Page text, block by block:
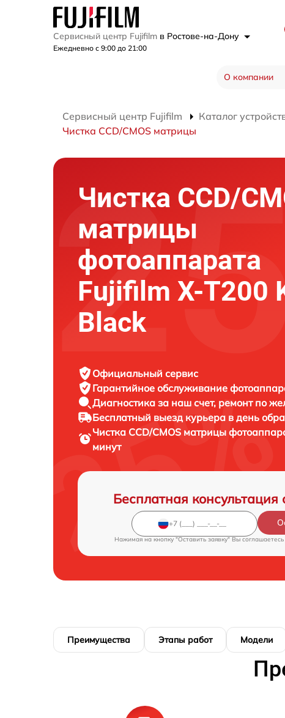
Сервисный центр Fujifilm в Ростове-на-Дону
Ежедневно с 9:00 до 21:00
О компании
Сервисный центр Fujifilm Каталог
Чистка CCD/CMOS матрицы
Чистка CCD/
матрицы
фотоаппарата
Fujifilm X-T200
Black
Официальный сервис
Гарантийное обслуживание
Диагностика за наш счет, ремонт по
Бесплатный выезд курьера в день
Чистка CCD/CMOS матрицы
минут
Бесплатная консультация
Нажимая на кнопку "Оставить заявку" Вы соглашаетесь
Преимущества Этапы работ Модели